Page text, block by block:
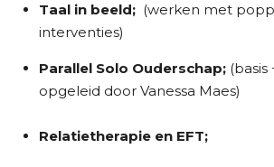
Taal in beeld;(werken met
interventies)
Parallel Solo Ouderschap; (basis
opgeleid door Vanessa Maes)
Relatietherapie en EFT;